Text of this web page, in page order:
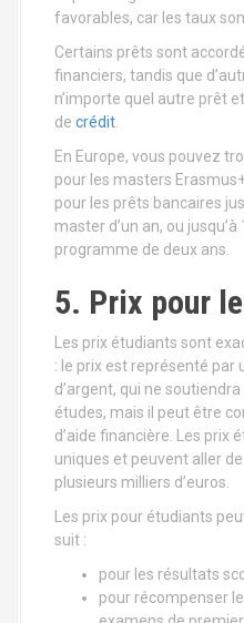
favorables, car les taux
Certains prêts sont
financiers, tandis que
n’importe quel autre prêt
de crédit.
En Europe, vous pouvez
pour les masters
pour les prêts bancaires
master d’un an, ou
programme de deux ans.
5. Prix pour
Les prix étudiants sont
: le prix est représenté par
d’argent, qui ne
études, mais il peut être
d’aide financière. Les prix
uniques et peuvent aller
plusieurs milliers d’euros.
Les prix pour étudiants
suit :
pour les résultats
pour récompenser